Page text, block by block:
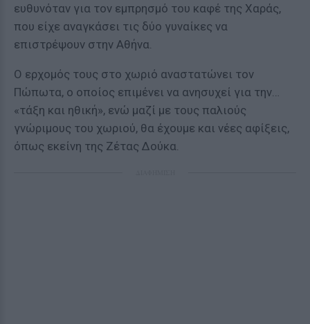
ευθυνόταν για τον εμπρησμό του καφέ της Χαράς,
που είχε αναγκάσει τις δύο γυναίκες να
επιστρέψουν στην Αθήνα.
Ο ερχομός τους στο χωριό αναστατώνει τον
Πώπωτα, ο οποίος επιμένει να ανησυχεί για την…
«τάξη και ηθική», ενώ μαζί με τους παλιούς
γνώριμους του χωριού, θα έχουμε και νέες αφίξεις,
όπως εκείνη της Ζέτας Δούκα.